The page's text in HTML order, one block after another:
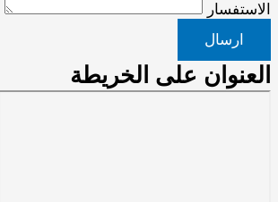
الاستفسار
ارسال
العنوان على الخريطة